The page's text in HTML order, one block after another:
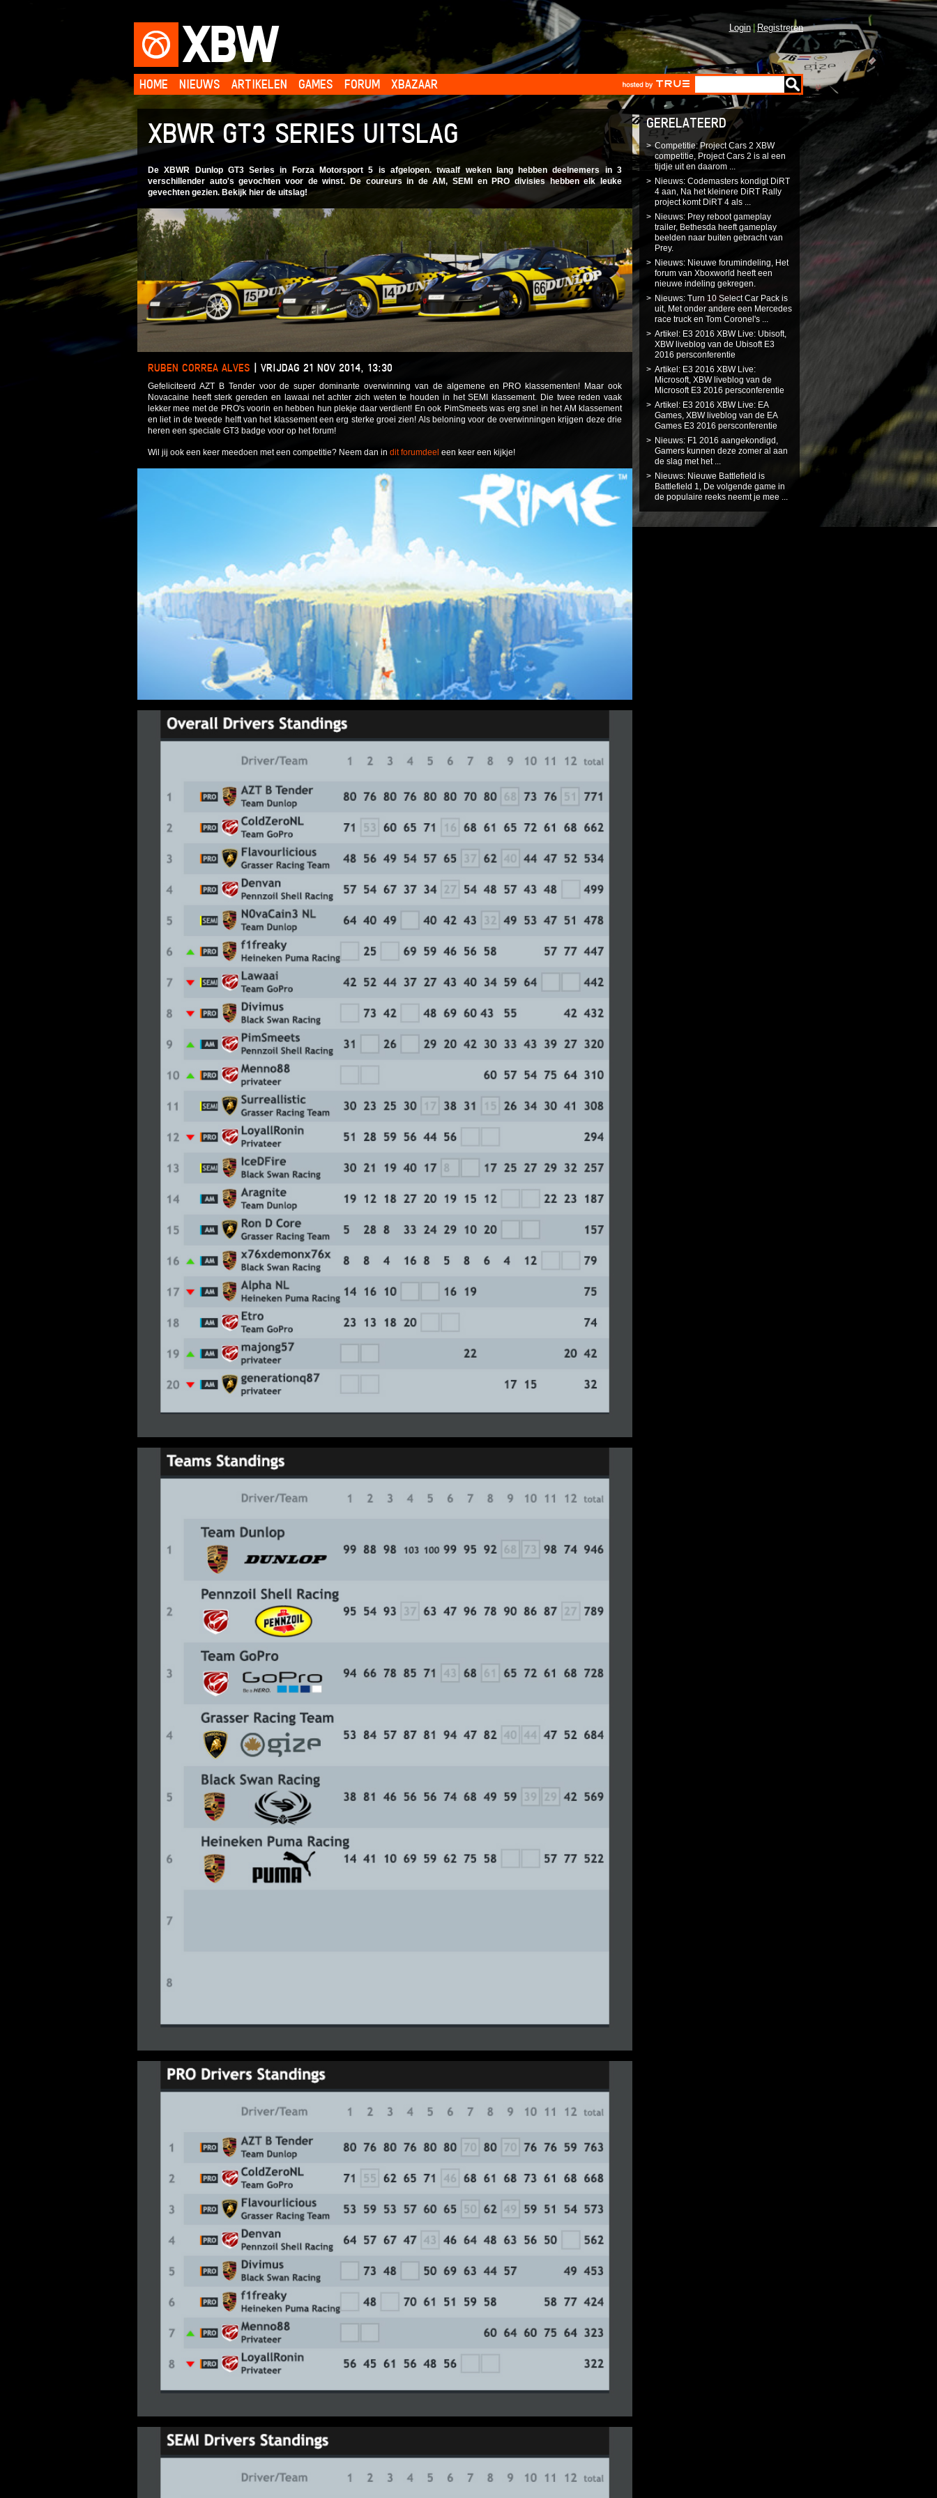
XBW Registreren
Login
HOME NIEUWS ARTIKELEN GAMES FORUM XBAZAAR
XBWR GT3 SERIES UITSLAG
De XBWR Dunlop GT3 Series in Forza Motorsport 5 is afgelopen. twaalf weken lang hebben deelnemers in 3
verschillender auto's gevochten voor de winst. De coureurs in de AM, SEMI en PRO divisies hebben elk leuke
gevechten gezien. Bekijk hier de uitslag!
RUBEN CORREA ALVES | VRIJDAG 21 NOV 2014, 13:30
Gefeliciteerd AZT B Tender voor de super dominante overwinning van de algemene en PRO klassementen! Maar ook
Novacaine heeft sterk gereden en lawaai net achter zich weten te houden in het SEMI klassement. Die twee reden vaak
lekker mee met de PRO's voorin en hebben hun plekje daar verdient! En ook PimSmeets was erg snel in het AM klassement
en liet in de tweede helft van het klassement een erg sterke groei zien! Als beloning voor de overwinningen krijgen deze drie
heren een speciale GT3 badge voor op het forum!
Wil jij ook een keer meedoen met een competitie? Neem dan in dit forumdeel een keer een kijkje!
GERELATEERD
Competitie: Project Cars 2 XBW
competitie, Project Cars 2 is al een
tijdje uit en daarom ...
Nieuws: Codemasters kondigt DiRT
4 aan, Na het kleinere DiRT Rally
project komt DiRT 4 als ...
Nieuws: Prey reboot gameplay
trailer, Bethesda heeft gameplay
beelden naar buiten gebracht van
Prey.
Nieuws: Nieuwe forumindeling, Het
forum van Xboxworld heeft een
nieuwe indeling gekregen.
Nieuws: Turn 10 Select Car Pack is
uit, Met onder andere een Mercedes
race truck en Tom Coronel's ...
Artikel: E3 2016 XBW Live: Ubisoft,
XBW liveblog van de Ubisoft E3
2016 persconferentie
Artikel: E3 2016 XBW Live:
Microsoft, XBW liveblog van de
Microsoft E3 2016 persconferentie
Artikel: E3 2016 XBW Live: EA
Games, XBW liveblog van de EA
Games E3 2016 persconferentie
Nieuws: F1 2016 aangekondigd,
Gamers kunnen deze zomer al aan
de slag met het ...
Nieuws: Nieuwe Battlefield is
Battlefield 1, De volgende game in
de populaire reeks neemt je mee ...